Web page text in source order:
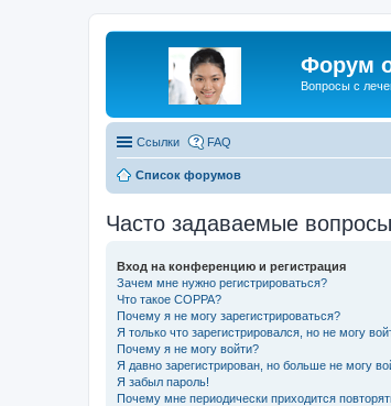
Форум
Вопросы с
Ссылки FAQ
Список форумов
Часто задаваемые вопросы
Вход на конференцию и регистрация
Зачем мне нужно регистрироваться?
Что такое COPPA?
Почему я не могу зарегистрироваться?
Я только что зарегистрировался, но не могу
Почему я не могу войти?
Я давно зарегистрирован, но больше не могу
Я забыл пароль!
Почему мне периодически приходится